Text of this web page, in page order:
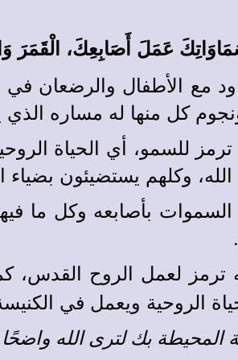
عَمَلَ أَصَابِعِكَ، الْقَمَرَ
مع الأطفال والرضعان في
كل منها له مساره الذي
للسمو، أي الحياة
الله، وكلهم يستضيئون
بأصابعه وكل ما
ترمز لعمل الروح القدس،
الروحية ويعمل في
المحيطة بك لترى الله